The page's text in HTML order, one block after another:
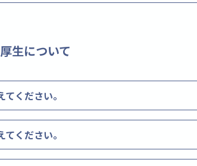
生について
ください。
ください。